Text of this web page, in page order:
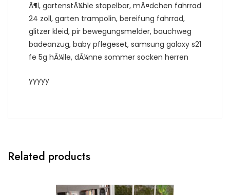
Ã¶l, gartenstÃ¼hle stapelbar, mÃ¤dchen fahrrad
24 zoll, garten trampolin, bereifung fahrrad,
glitzer kleid, pir bewegungsmelder, bauchweg
badeanzug, baby pflegeset, samsung galaxy s21
fe 5g hÃ¼lle, dÃ¼nne sommer socken herren
yyyyy
Related products